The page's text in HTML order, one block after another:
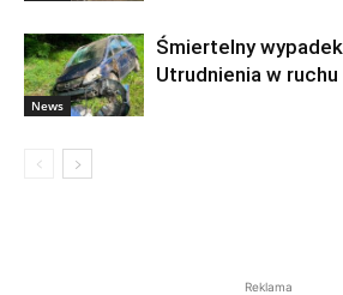
News
Śmiertelny
Utrudnienia w ruchu
Reklama